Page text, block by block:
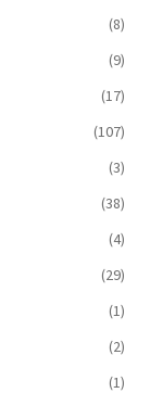
(8)
(9)
(17)
(107)
(3)
(38)
(4)
(29)
(1)
(2)
(1)